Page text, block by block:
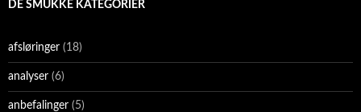
DE SMUKKE KATEGORIER
afsløringer (18)
analyser (6)
anbefalinger (5)